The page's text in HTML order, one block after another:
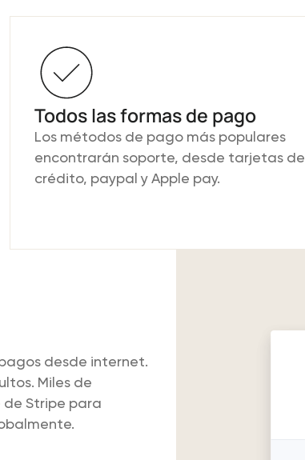
Todos las formas de pago
Los métodos de pago más populares
encontrarán soporte, desde tarjetas de
crédito, paypal y Apple pay.
desde internet.
Miles de
Stripe para